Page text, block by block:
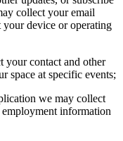
collect your email
your device or operating
your contact and other
space at specific events;
we may collect
information